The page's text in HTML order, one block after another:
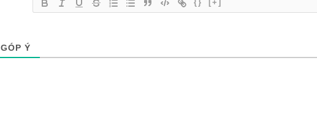
{} [+]
GÓP Ý